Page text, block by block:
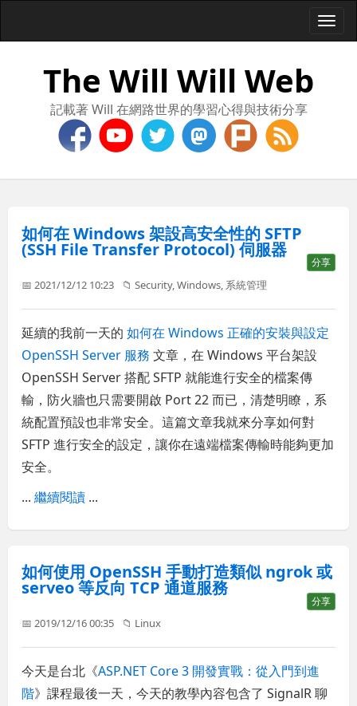
The Will Will Web
記載著 Will 在網路世界的學習心得與技術分享
如何在 Windows 架設高安全性的 SFTP
(SSH File Transfer Protocol) 伺服器
分享
📅 2021/12/12 10:23 📁Security,Windows 系統管理
延續的我前一天的如何在 Windows 正確的安裝與設定
OpenSSH Server 服務 文章，在 Windows 平台架設
OpenSSH Server 搭配 SFTP 就能進行安全的檔案傳
輸，防火牆也只需要開啟 Port 22 而已，清楚明瞭，系
統配置預設也非常安全。這篇文章我就來分享如何對
SFTP 進行安全的設定，讓你在遠端檔案傳輸時能夠更加
安全。
...繼續閱讀 ...
如何使用 OpenSSH 手動打造類似 ngrok 或
serveo 等反向 TCP 通道服務
分享
📅 2019/12/16 00:35 📁 Linux
今天是台北《ASP.NET Core 3 開發實戰：從入門到進
階》課程最後一天，今天的教學內容包含了 SignalR 聊